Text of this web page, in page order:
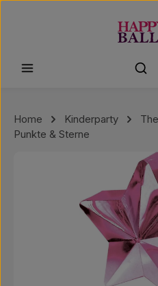
Home Kinderparty
Punkte & Sterne